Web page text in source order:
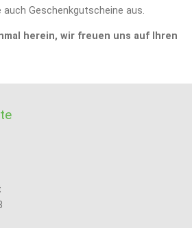
Geschenkgutscheine aus.
herein, wir freuen uns auf Ihren